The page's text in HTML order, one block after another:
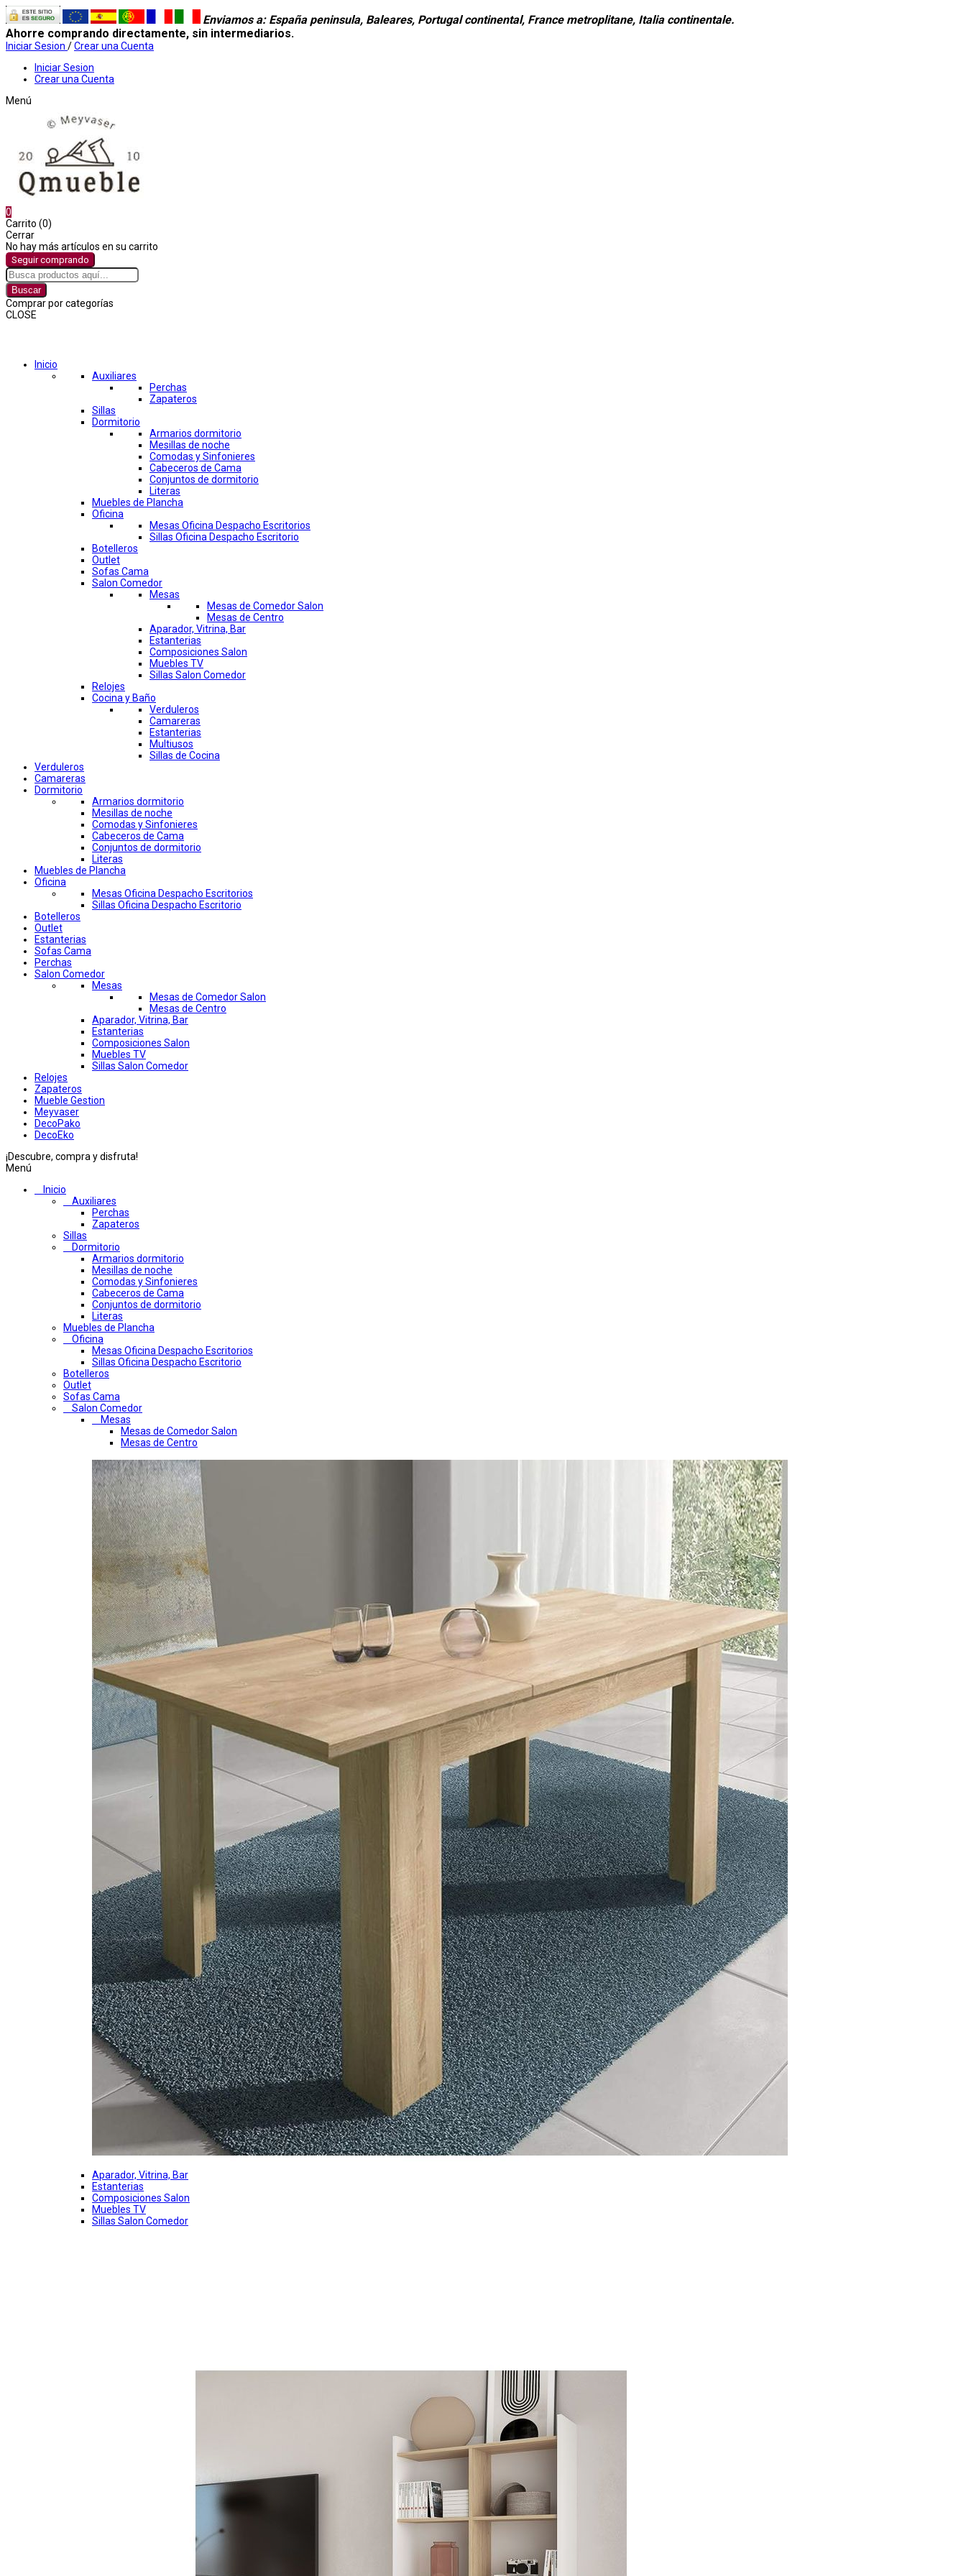
Enviamos a: España peninsula, Baleares, Portugal continental, France metroplitane, Italia continentale.
Ahorre comprando directamente, sin intermediarios.
Iniciar Sesion /Crear una Cuenta
Iniciar Sesion
Crear una Cuenta
Menú
0
Carrito (0)
Cerrar
No hay más artículos en su carrito
Seguir comprando
Buscar
Comprar por categorías
CLOSE
Inicio
Auxiliares
Perchas
Zapateros
Sillas
Dormitorio
Armarios dormitorio
Mesillas de noche
Comodas y Sinfonieres
Cabeceros de Cama
Conjuntos de dormitorio
Literas
Muebles de Plancha
Oficina
Mesas Oficina Despacho Escritorios
Sillas Oficina Despacho Escritorio
Botelleros
Outlet
Sofas Cama
Salon Comedor
Mesas
Mesas de Comedor Salon
Mesas de Centro
Aparador, Vitrina, Bar
Estanterias
Composiciones Salon
Muebles TV
Sillas Salon Comedor
Relojes
Cocina y Baño
Verduleros
Camareras
Estanterias
Multiusos
Sillas de Cocina
Verduleros
Camareras
Dormitorio
Armarios dormitorio
Mesillas de noche
Comodas y Sinfonieres
Cabeceros de Cama
Conjuntos de dormitorio
Literas
Muebles de Plancha
Oficina
Mesas Oficina Despacho Escritorios
Sillas Oficina Despacho Escritorio
Botelleros
Outlet
Estanterias
Sofas Cama
Perchas
Salon Comedor
Mesas
Mesas de Comedor Salon
Mesas de Centro
Aparador, Vitrina, Bar
Estanterias
Composiciones Salon
Muebles TV
Sillas Salon Comedor
Relojes
Zapateros
Mueble Gestion
Meyvaser
DecoPako
DecoEko
¡Descubre, compra y disfruta!
Menú
Inicio
Auxiliares
Perchas
Zapateros
Sillas
Dormitorio
Armarios dormitorio
Mesillas de noche
Comodas y Sinfonieres
Cabeceros de Cama
Conjuntos de dormitorio
Literas
Muebles de Plancha
Oficina
Mesas Oficina Despacho Escritorios
Sillas Oficina Despacho Escritorio
Botelleros
Outlet
Sofas Cama
Salon Comedor
Mesas
Mesas de Comedor Salon
Mesas de Centro
Aparador, Vitrina, Bar
Estanterias
Composiciones Salon
Muebles TV
Sillas Salon Comedor